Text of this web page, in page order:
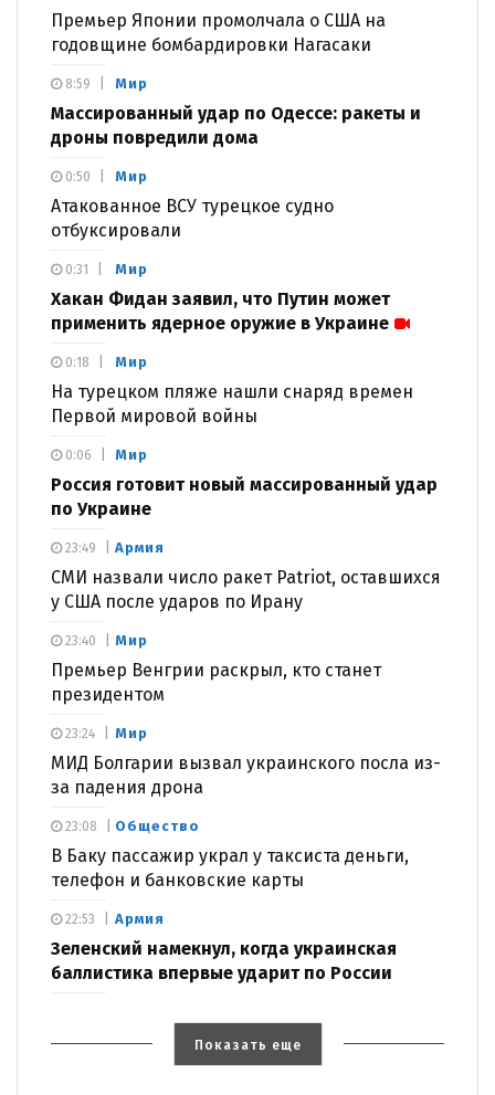
Премьер Японии промолчала о США на
годовщине бомбардировки Нагасаки
Мир
Массированный удар по Одессе: ракеты и
дроны повредили дома
8:59
Мир
Атакованное ВСУ турецкое судно
отбуксировали
0:50
Мир
Хакан Фидан заявил, что Путин может
применить ядерное оружие в Украине
0:31
Мир
На турецком пляже нашли снаряд времен
Первой мировой войны
0:18
Мир
Россия готовит новый массированный удар
по Украине
0:06
Армия
СМИ назвали число ракет Patriot, оставшихся
у США после ударов по Ирану
23:49
Мир
Премьер Венгрии раскрыл, кто станет
президентом
23:40
Мир
МИД Болгарии вызвал украинского посла из-
за падения дрона
23:24
Общество
В Баку пассажир украл у таксиста деньги,
телефон и банковские карты
23:08
Армия
Зеленский намекнул, когда украинская
баллистика впервые ударит по России
22:53
Показать еще